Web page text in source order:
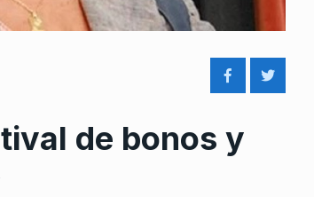
de bonos y